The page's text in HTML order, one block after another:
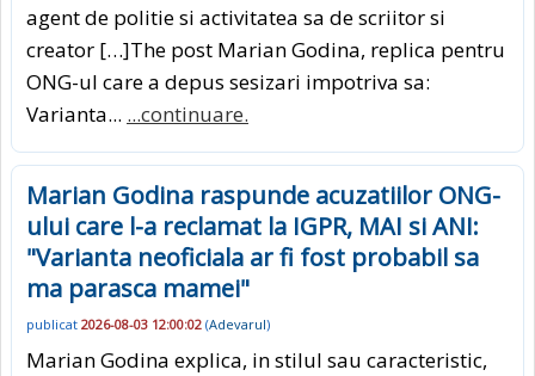
agent de politie si activitatea sa de scriitor si
creator […]The post Marian Godina, replica pentru
ONG-ul care a depus sesizari impotriva sa:
Varianta... ...continuare.
Marian Godina raspunde acuzatiilor ONG-
ului care l-a reclamat la IGPR, MAI si ANI:
"Varianta neoficiala ar fi fost probabil sa
ma parasca mamei"
publicat 2026-08-03 12:00:02 (Adevarul)
Marian Godina explica, in stilul sau caracteristic,